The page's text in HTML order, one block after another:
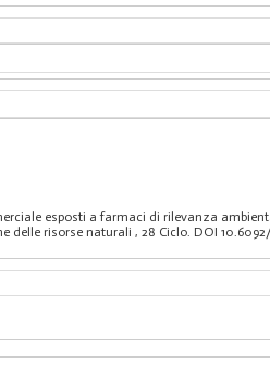
esposti a farmaci di rilevanza
delle risorse naturali , 28 Ciclo. DOI